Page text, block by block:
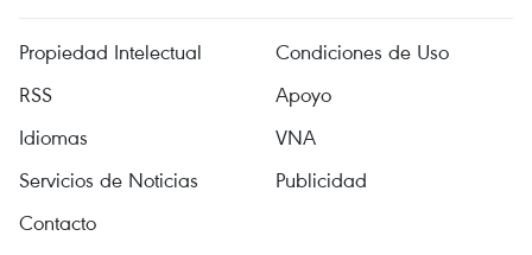
Propiedad Intelectual
Condiciones de Uso
RSS
Apoyo
Idiomas
VNA
Servicios de Noticias
Publicidad
Contacto